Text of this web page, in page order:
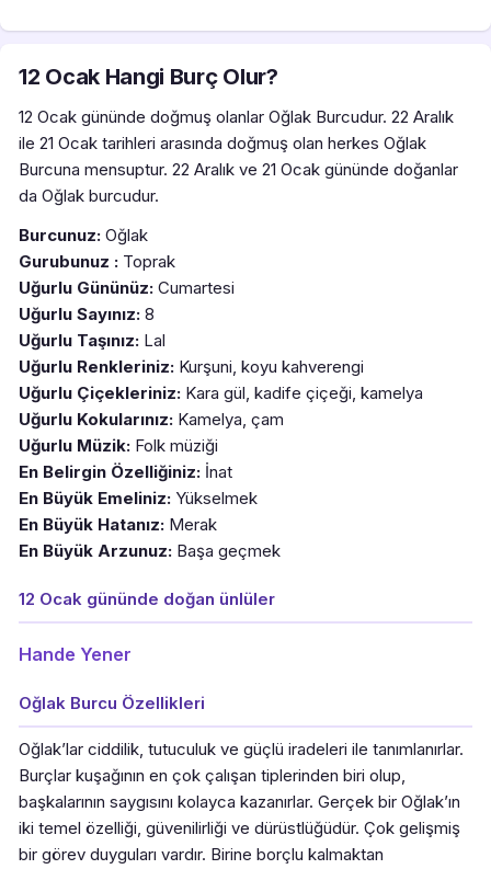
12 Ocak Hangi Burç Olur?
12 Ocak gününde doğmuş olanlar Oğlak Burcudur. 22 Aralık
ile 21 Ocak tarihleri arasında doğmuş olan herkes Oğlak
Burcuna mensuptur. 22 Aralık ve 21 Ocak gününde doğanlar
da Oğlak burcudur.
Burcunuz: Oğlak
Gurubunuz : Toprak
Uğurlu Gününüz: Cumartesi
Uğurlu Sayınız: 8
Uğurlu Taşınız: Lal
Uğurlu Renkleriniz: Kurşuni, koyu kahverengi
Uğurlu Çiçekleriniz: Kara gül, kadife çiçeği, kamelya
Uğurlu Kokularınız: Kamelya, çam
Uğurlu Müzik: Folk müziği
En Belirgin Özelliğiniz: İnat
En Büyük Emeliniz: Yükselmek
En Büyük Hatanız: Merak
En Büyük Arzunuz: Başa geçmek
12 Ocak gününde doğan ünlüler
Hande Yener
Oğlak Burcu Özellikleri
Oğlak’lar ciddilik, tutuculuk ve güçlü iradeleri ile tanımlanırlar.
Burçlar kuşağının en çok çalışan tiplerinden biri olup,
başkalarının saygısını kolayca kazanırlar. Gerçek bir Oğlak’ın
iki temel özelliği, güvenilirliği ve dürüstlüğüdür. Çok gelişmiş
bir görev duyguları vardır. Birine borçlu kalmaktan